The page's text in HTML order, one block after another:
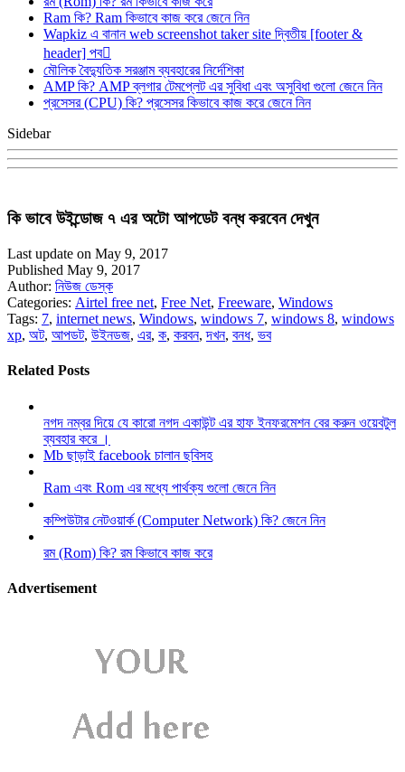
Ram কি? Ram কিভাবে কাজ করে জেনে নিন
Wapkiz এ বানান web screenshot taker site দ্বিতীয় [footer &
header] পব
মৌলিক বৈদ্যুতিক সরঞ্জাম ব্যবহারের নির্দেশিকা
AMP কি? AMP ব্লগার টেমপ্লেট এর সুবিধা এবং অসুবিধা গুলো জেনে নিন
প্রসেসর (CPU) কি? প্রসেসর কিভাবে কাজ করে জেনে নিন
Sidebar
কি ভাবে উইন্ডোজ ৭ এর অটো আপডেট বন্ধ করবেন দেখুন
Last update on May 9, 2017
Published May 9, 2017
Author: নিউজ ডেস্ক
Categories: Airtel free net, Free Net, Freeware, Windows
Tags: 7, internet news, Windows, windows 7, windows 8, windows
xp, অট, আপডট, উইনডজ, এর, ক, করবন,দখন, বনধ, ভব
Related Posts
নগদ নম্বর দিয়ে যে কারো নগদ একাউন্ট এর হাফ ইনফরমেশন বের করুন ওয়েবটুল
ব্যবহার করে ।
Mb ছাড়াই facebook চালান ছবিসহ
Ram এবং Rom এর মধ্যে পার্থক্য গুলো জেনে নিন
কম্পিউটার নেটওয়ার্ক (Computer Network) কি? জেনে নিন
রম (Rom) কি? রম কিভাবে কাজ করে
Advertisement